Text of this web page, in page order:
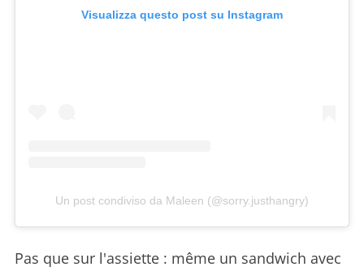
Visualizza questo post su Instagram
Un post condiviso da Maleen (@sorry.justhangry)
Pas que sur l'assiette : même un sandwich avec